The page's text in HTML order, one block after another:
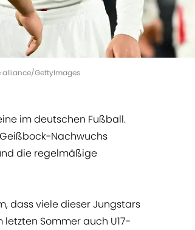
alliance/GettyImages
im deutschen Fußball.
Nachwuchs
die regelmäßige
dass viele dieser Jungstars
Sommer auch U17-